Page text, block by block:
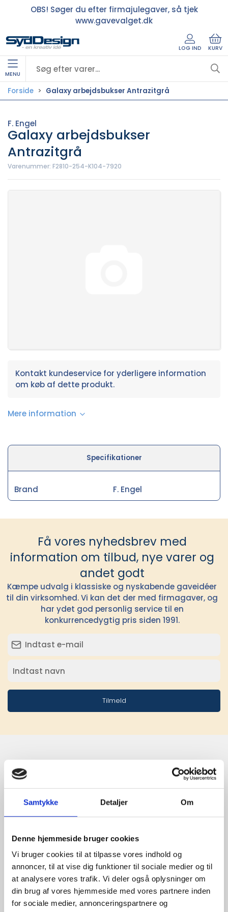
Samtykke Detaljer Om
Denne hjemmeside bruger cookies
Vi bruger cookies til at tilpasse vores indhold og
annoncer, til at vise dig funktioner til sociale medier og til
at analysere vores trafik. Vi deler også oplysninger om
din brug af vores hjemmeside med vores partnere inden
for sociale medier, annonceringspartnere og
OBS! Søger du efter firmajulegaver, så tjek
www.gavevalget.dk
LOG IND KURV
MENU
Forside Galaxy arbejdsbukser Antrazitgrå
F. Engel
Galaxy arbejdsbukser
Antrazitgrå
Varenummer: F2810-254-K104-7920
Kontakt kundeservice for yderligere information
om køb af dette produkt.
Mere information
Specifikationer
Brand F. Engel
Få vores nyhedsbrev med
information om tilbud, nye varer og
andet godt
Kæmpe udvalg i klassiske og nyskabende gaveidéer
til din virksomhed. Vi kan det der med firmagaver, og
har ydet god personlig service til en
konkurrencedygtig pris siden 1991.
Tilmeld
leverandører
giver større
udvalg
For at sikre høj kvalitet og stor
leveringssikkerhed samarbejder vi
med de største og mest
anerkendte leverandører inden for